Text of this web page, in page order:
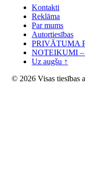
Kontakti
Reklāma
Par mums
Autortiesības
PRIVĀTUMA
NOTEIKUMI
Uz augšu ↑
© 2026 Visas tiesības